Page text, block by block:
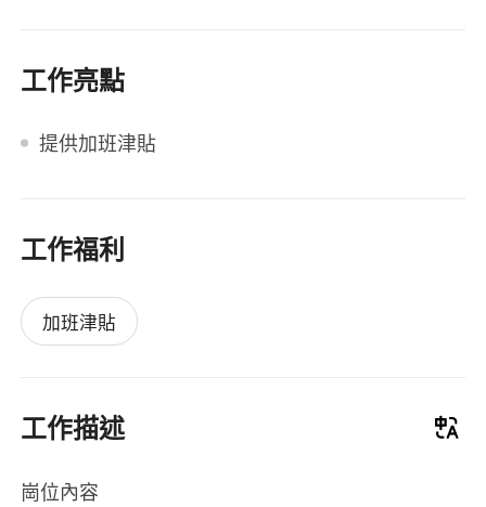
工作亮點
提供加班津貼
工作福利
加班津貼
工作描述
崗位內容